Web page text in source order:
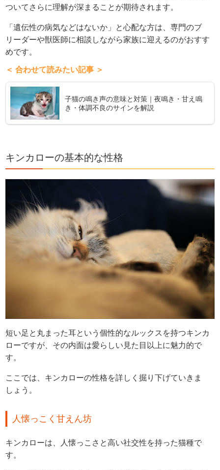
ついてさらに理解が深まることが期待されます。
「遺伝性の病気などはないか」と心配な方は、専門のブ
リーダーや獣医師に相談しながら家族に迎えるのがおすす
めです。
＜ 合わせて読みたい記事 ＞
子猫の鳴き声の意味と対策｜夜鳴き・甘え鳴
き・体調不良のサインを解説
キンカローの基本的な性格
短い足と丸まった耳という個性的なルックスを持つキンカ
ローですが、その内面は愛らしい見た目以上に魅力的で
す。
ここでは、キンカローの性格を詳しく掘り下げていきま
しょう。
人懐っこく甘えん坊
キンカローは、人懐っこさと高い社交性を持った猫種で
す。